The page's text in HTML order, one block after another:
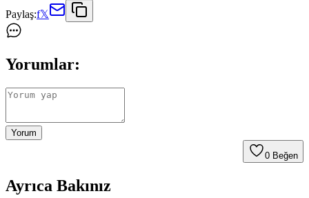
Paylaş:f𝕏
Yorumlar:
Yorum
0 Beğen
Ayrıca Bakınız